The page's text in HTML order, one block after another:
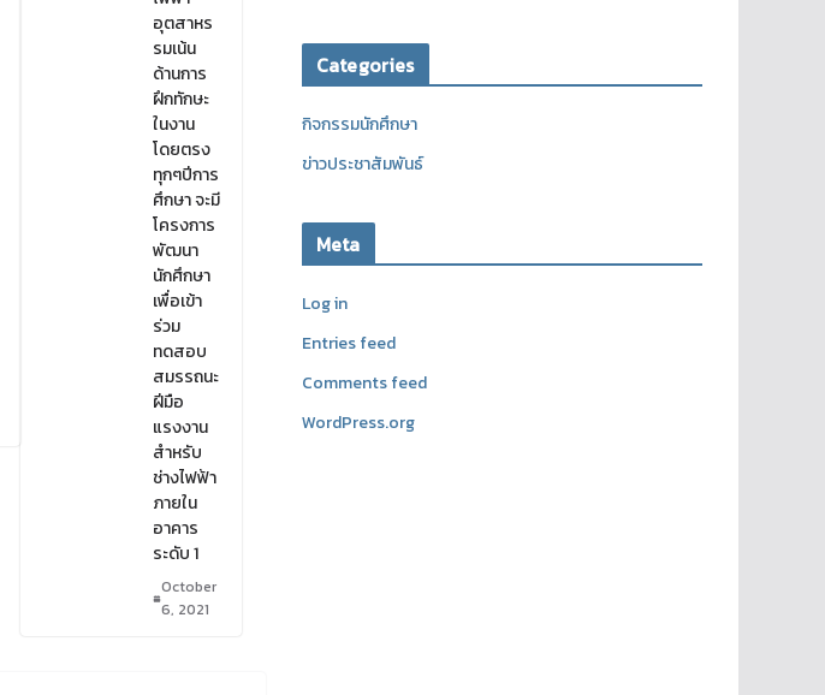
อุตสาหร
รมเน้น
ด้านการ
ฝึกทักษะ
ในงาน
โดยตรง
ทุกๆปีการ
ศึกษา จะมี
โครงการ
พัฒนา
นักศึกษา
เพื่อเข้า
ร่วม
ทดสอบ
สมรรถนะ
ฝีมือ
แรงงาน
สำหรับ
ช่างไฟฟ้า
ภายใน
อาคาร
ระดับ 1
October
6, 2021
Categories
กิจกรรมนักศึกษา
ข่าวประชาสัมพันธ์
Meta
Log in
Entries feed
Comments feed
WordPress.org